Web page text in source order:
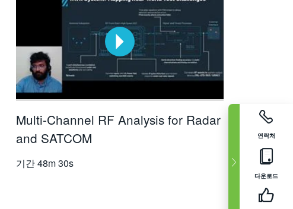
연락처
다운로드
Multi-Channel RF Analysis for Radar
and SATCOM
기간48m 30s